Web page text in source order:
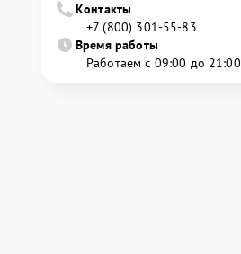
Контакты
+7 (800) 301-55-83
Время работы
Работаем с 09:00 до 21:00